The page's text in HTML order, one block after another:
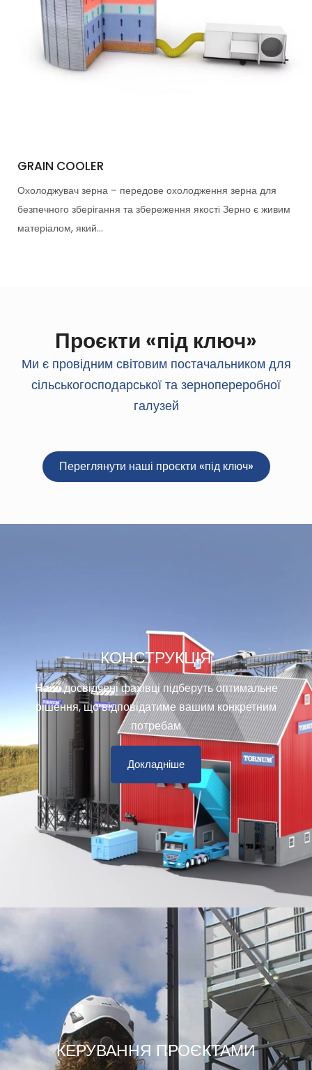
GRAIN COOLER
Охолоджувач зерна – передове охолодження зерна для
безпечного зберігання та збереження якості Зерно є живим
матеріалом, який...
Проєкти «під ключ»
Ми є провідним світовим постачальником для
сільськогосподарської та зернопереробної
галузей
Переглянути наші проєкти «під ключ»
КОНСТРУКЦІЯ
Наші досвідчені фахівці підберуть оптимальне
рішення, що відповідатиме вашим конкретним
потребам
Докладніше
КЕРУВАННЯ ПРОЄКТАМИ